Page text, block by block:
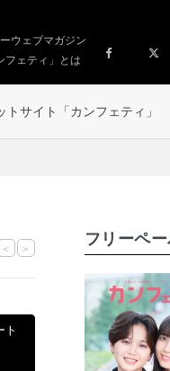
ウェブマガジン
フェティ」とは
トサイト「カンフェティ」
< >
ト
フリーペ